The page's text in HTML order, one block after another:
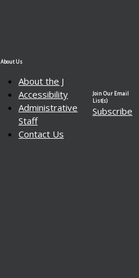
About Us
About the J
Accessibility
Administrative
Staff
Contact Us
Join Our Email
List(s)
Subscribe